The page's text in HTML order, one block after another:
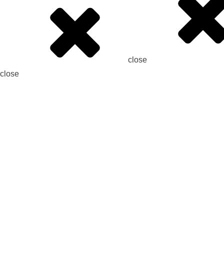
close
close